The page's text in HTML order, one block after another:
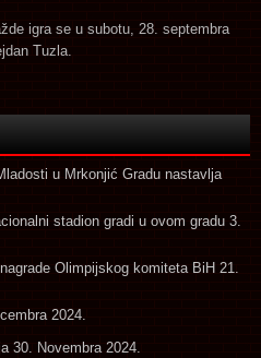
igra se u subotu, 28. septembra
Tuzla.
u Mrkonjić Gradu nastavlja
stadion gradi u ovom gradu 3.
Olimpijskog komiteta BiH 21.
2024.
30. Novembra 2024.